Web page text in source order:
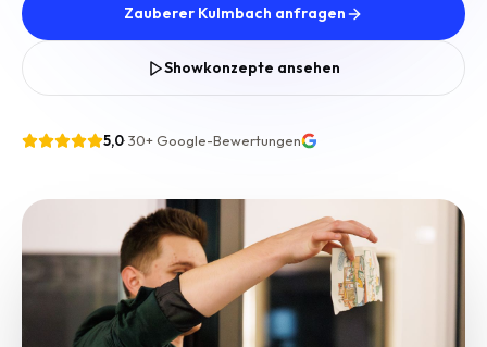
Zauberer Kulmbach anfragen
Showkonzepte ansehen
5,0·30+Google-Bewertungen